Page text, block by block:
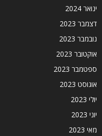
ינואר 2024
דצמבר 2023
נובמבר 2023
אוקטובר 2023
ספטמבר 2023
אוגוסט 2023
יולי 2023
יוני 2023
מאי 2023